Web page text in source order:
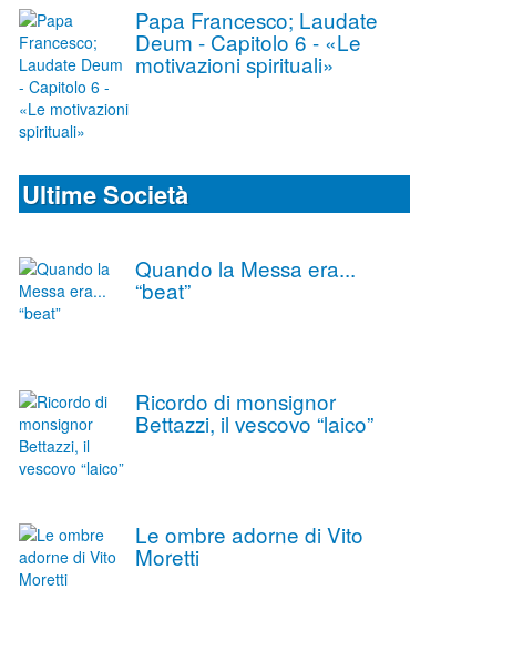
Papa Francesco; Laudate
Deum - Capitolo 6 - «Le
motivazioni spirituali»
Ultime Società
Quando la Messa era...
“beat”
Ricordo di monsignor
Bettazzi, il vescovo “laico”
Le ombre adorne di Vito
Moretti